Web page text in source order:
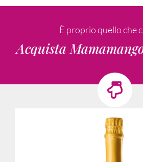
È proprio quello che
Acquista